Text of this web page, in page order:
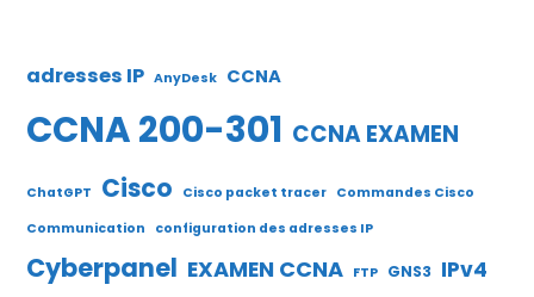
adresses IP AnyDesk CCNA
CCNA 200-301 CCNA EXAMEN
ChatGPT Cisco Cisco packet tracer Commandes Cisco
Communication
configuration des adresses IP
Cyberpanel EXAMEN CCNA FTP GNS3 IPv4